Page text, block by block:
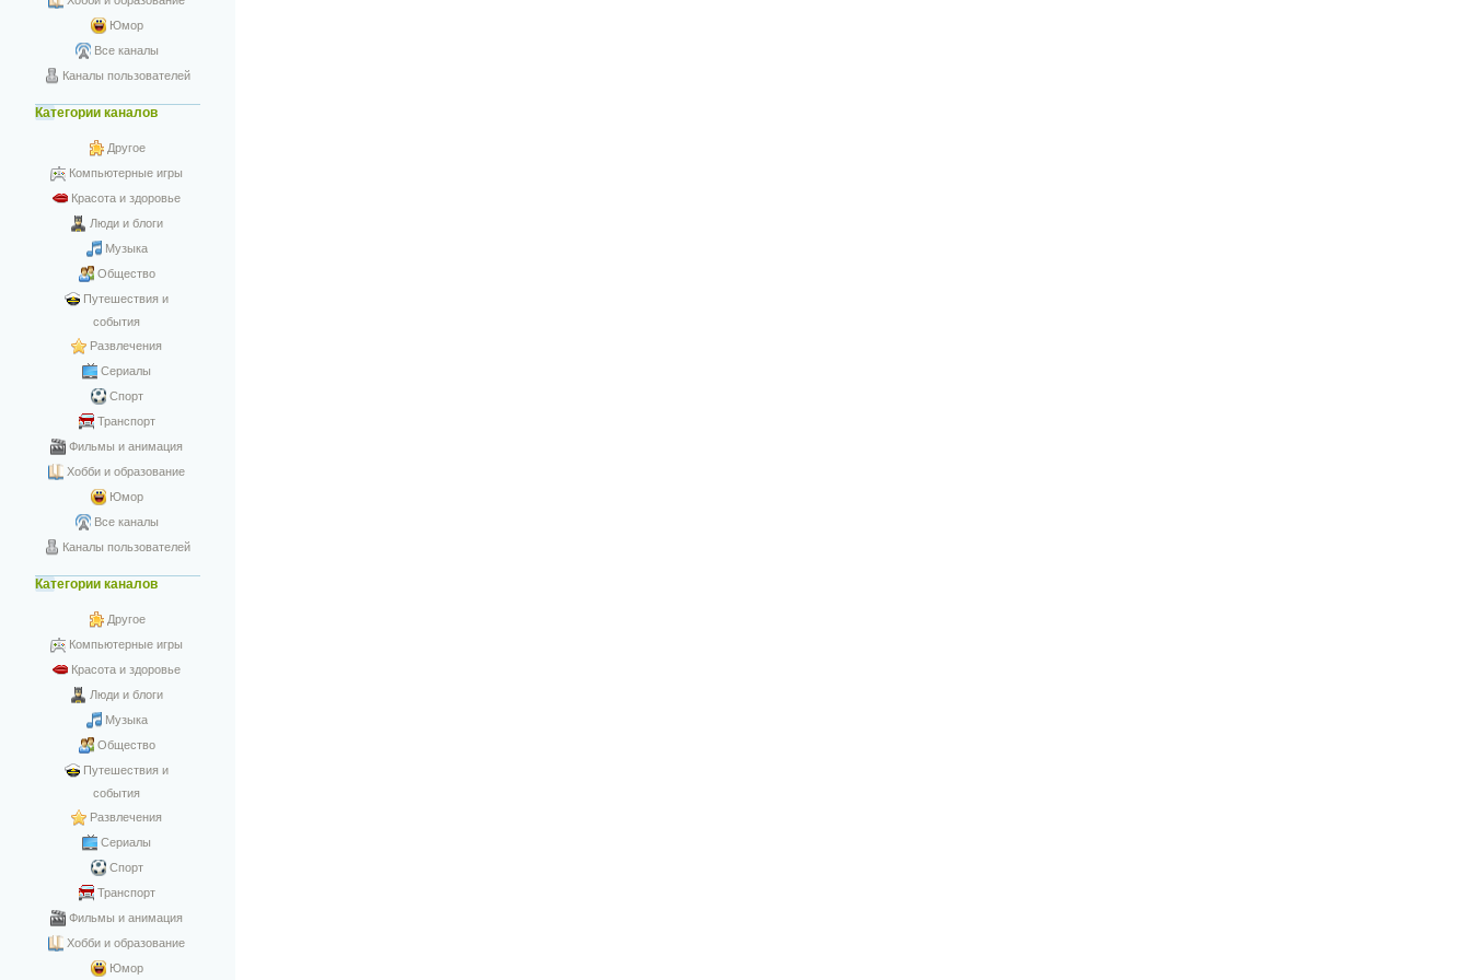
Юмор
Все каналы
Каналы пользователей
Категории каналов
Другое
Компьютерные игры
Красота и здоровье
Люди и блоги
Музыка
Общество
Путешествия и
события
Развлечения
Сериалы
Спорт
Транспорт
Фильмы и анимация
Хобби и образование
Юмор
Все каналы
Каналы пользователей
Категории каналов
Другое
Компьютерные игры
Красота и здоровье
Люди и блоги
Музыка
Общество
Путешествия и
события
Развлечения
Сериалы
Спорт
Транспорт
Фильмы и анимация
Хобби и образование
Юмор